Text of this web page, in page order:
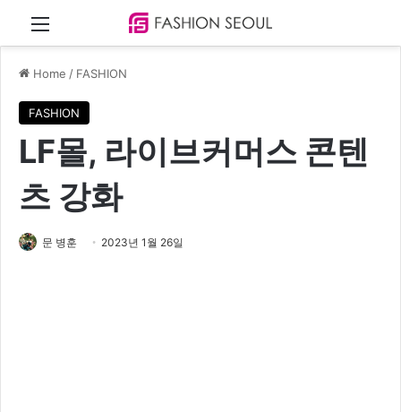
Menu
Home / FASHION
FASHION
LF몰, 라이브커머스 콘텐
츠 강화
문 병훈 2023년 1월 26일